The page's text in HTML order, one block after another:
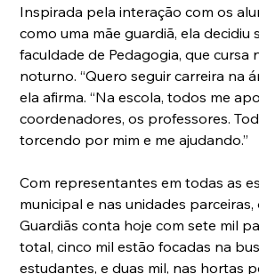
Inspirada pela interação com os
como uma mãe guardiã, ela decidiu
faculdade de Pedagogia, que cursa
noturno. “Quero seguir carreira na
ela afirma. “Na escola, todos me
coordenadores, os professores.
torcendo por mim e me ajudando.”
Com representantes em todas as
municipal e nas unidades
Guardiãs conta hoje com sete mil
total, cinco mil estão focadas na
estudantes, e duas mil, nas hortas